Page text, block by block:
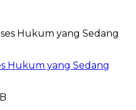
Hukum yang Sedang